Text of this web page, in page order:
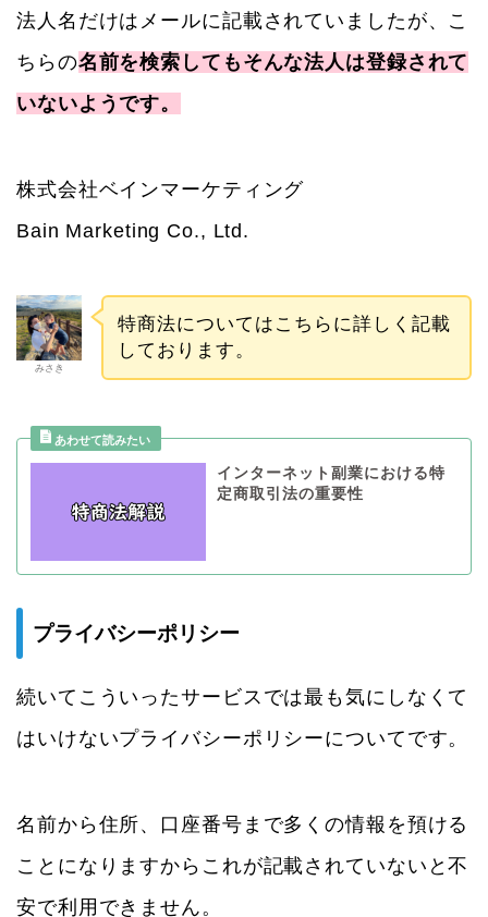
法人名だけはメールに記載されていましたが、こ
ちらの名前を検索してもそんな法人は登録されて
いないようです。
株式会社ベインマーケティング
Bain Marketing Co., Ltd.
みさき
特商法についてはこちらに詳しく記載
しております。
インターネット副業における特
定商取引法の重要性
プライバシーポリシー
続いてこういったサービスでは最も気にしなくて
はいけないプライバシーポリシーについてです。
名前から住所、口座番号まで多くの情報を預ける
ことになりますからこれが記載されていないと不
安で利用できません。